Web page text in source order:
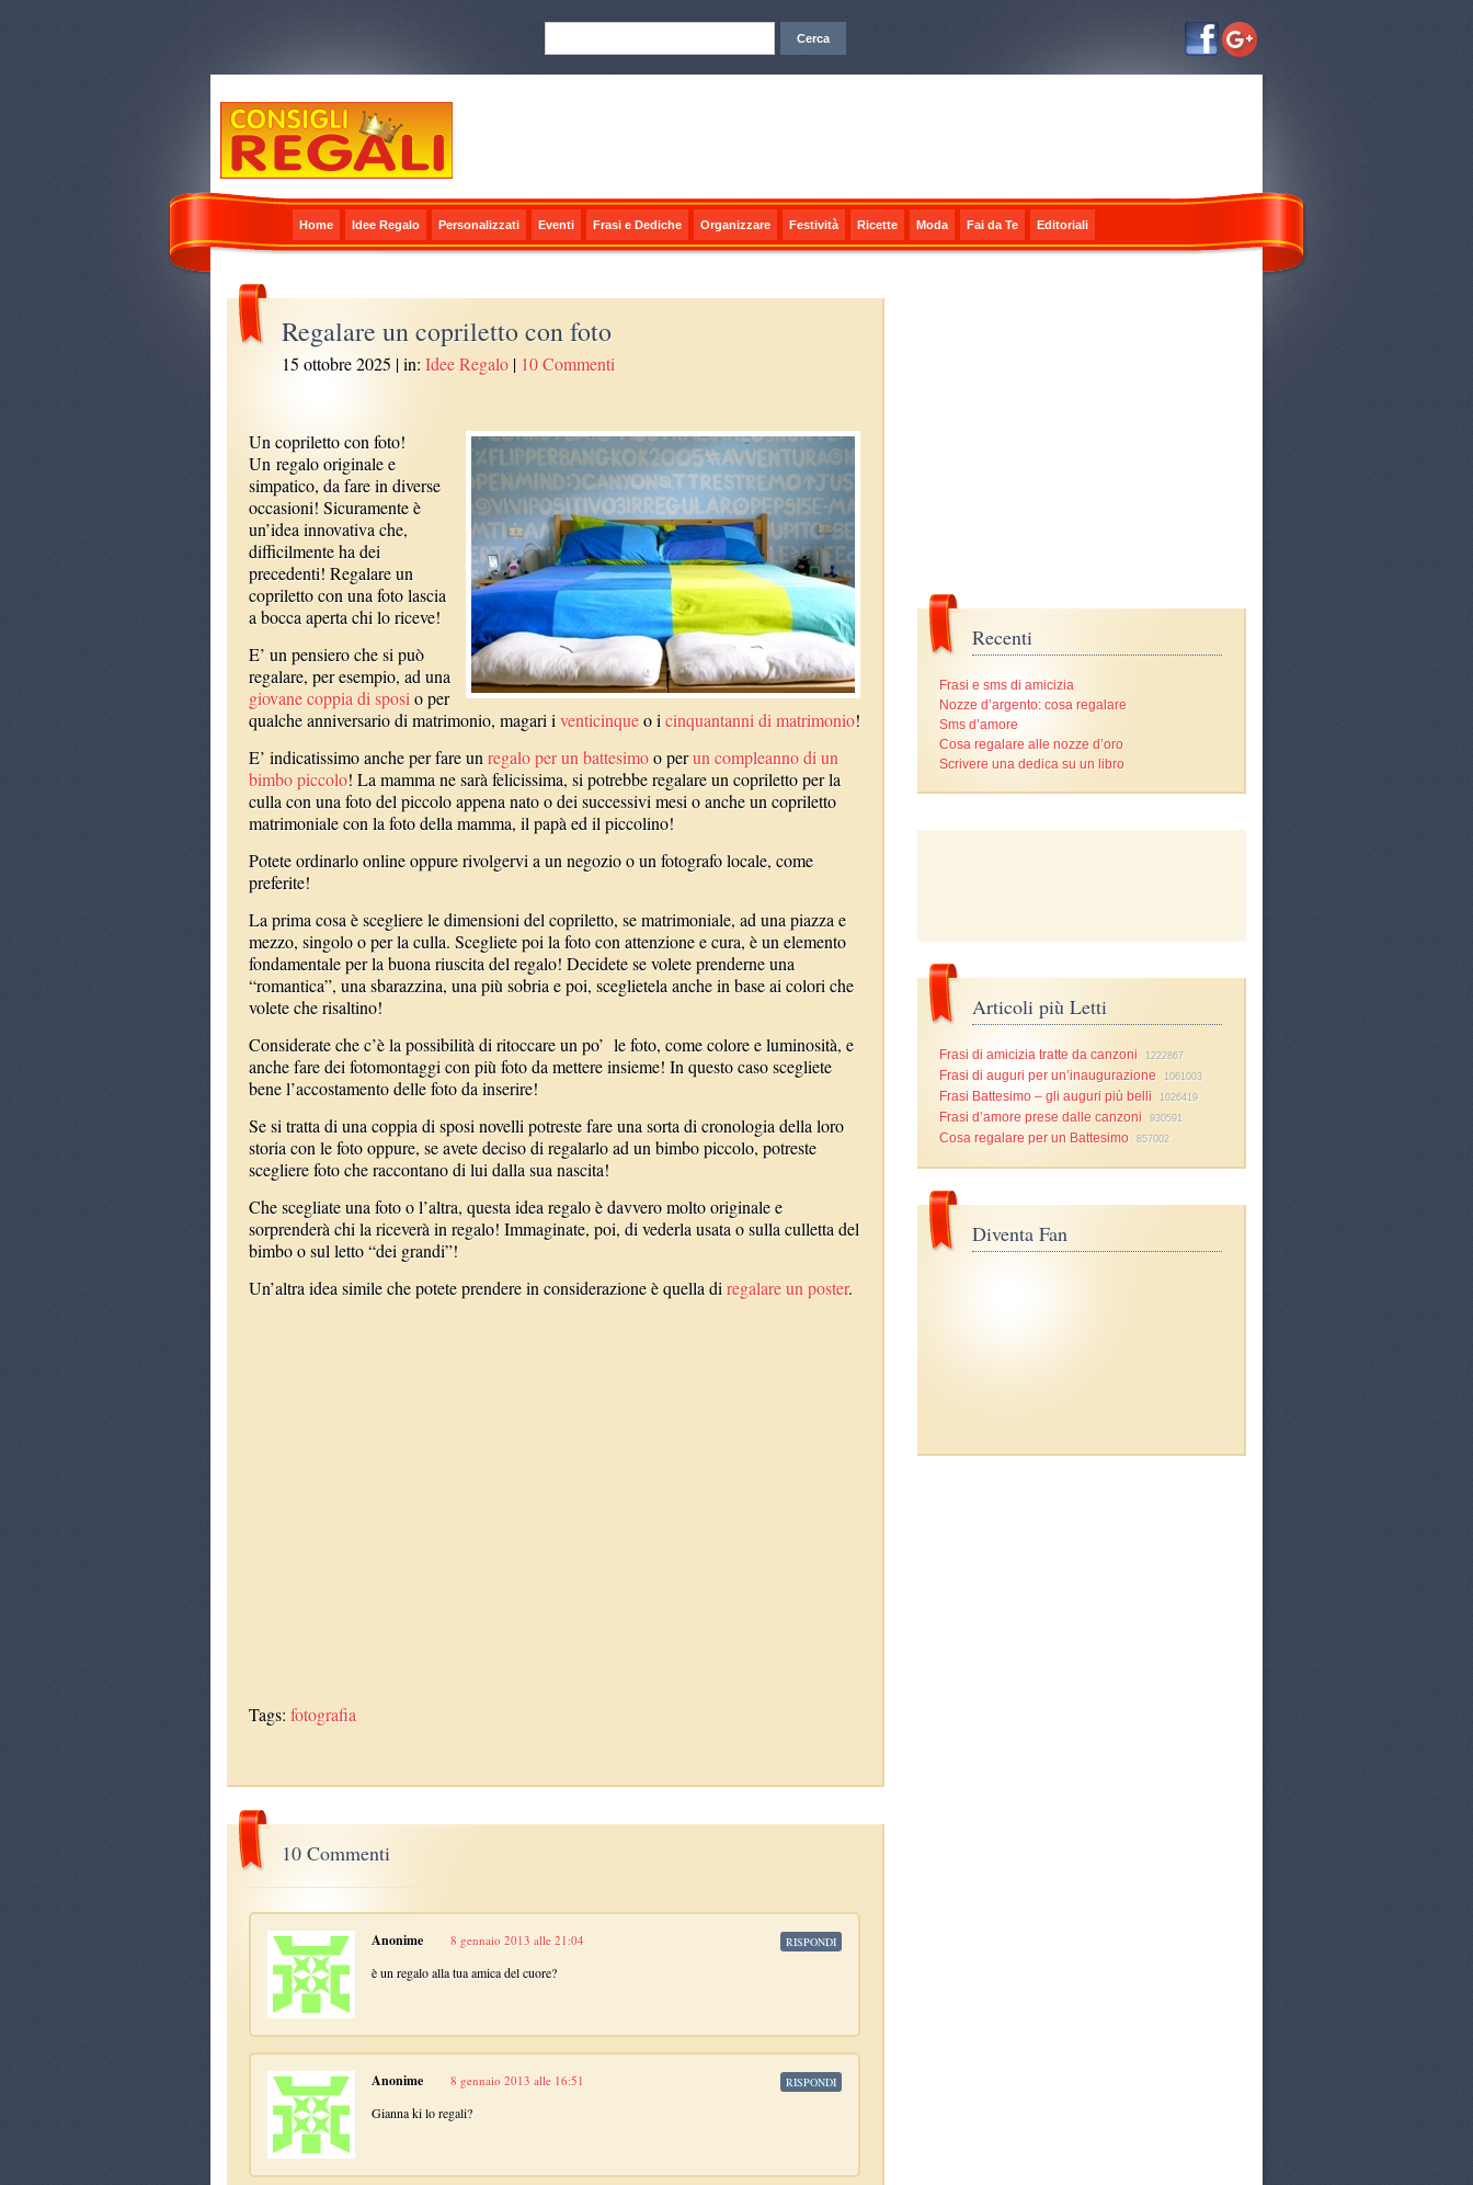
Home Idee Regalo Personalizzati Eventi Frasi e Dediche Organizzare Festività Ricette Moda Fai da Te Editoriali
Regalare un copriletto con foto
15 ottobre 2025 | in:Idee Regalo| 10 Commenti
Un copriletto con foto!
Un regalo originale e
simpatico, da fare in diverse
occasioni! Sicuramente è
un’idea innovativa che,
difficilmente ha dei
precedenti! Regalare un
copriletto con una foto lascia
a bocca aperta chi lo riceve!
E’ un pensiero che si può
regalare, per esempio, ad una
giovane coppia di sposio per
qualche anniversario di matrimonio, magari iventicinqueo icinquantanni di matrimonio!
E’ indicatissimo anche per fare unregalo per un battesimoo perun compleanno di un
bimbo piccolo! La mamma ne sarà felicissima, si potrebbe regalare un copriletto per la
culla con una foto del piccolo appena nato o dei successivi mesi o anche un copriletto
matrimoniale con la foto della mamma, il papà ed il piccolino!
Potete ordinarlo online oppure rivolgervi a un negozio o un fotografo locale, come
preferite!
La prima cosa è scegliere le dimensioni del copriletto, se matrimoniale, ad una piazza e
mezzo, singolo o per la culla. Scegliete poi la foto con attenzione e cura, è un elemento
fondamentale per la buona riuscita del regalo! Decidete se volete prenderne una
“romantica”, una sbarazzina, una più sobria e poi, sceglietela anche in base ai colori che
volete che risaltino!
Considerate che c’è la possibilità di ritoccare un po’ le foto, come colore e luminosità, e
anche fare dei fotomontaggi con più foto da mettere insieme! In questo caso scegliete
bene l’accostamento delle foto da inserire!
Se si tratta di una coppia di sposi novelli potreste fare una sorta di cronologia della loro
storia con le foto oppure, se avete deciso di regalarlo ad un bimbo piccolo, potreste
scegliere foto che raccontano di lui dalla sua nascita!
Che scegliate una foto o l’altra, questa idea regalo è davvero molto originale e
sorprenderà chi la riceverà in regalo! Immaginate, poi, di vederla usata o sulla culletta del
bimbo o sul letto “dei grandi”!
Un’altra idea simile che potete prendere in considerazione è quella diregalare un poster.
Tags:fotografia
Recenti
Frasi e sms di amicizia
Nozze d’argento: cosa regalare
Sms d’amore
Cosa regalare alle nozze d’oro
Scrivere una dedica su un libro
Articoli più Letti
Frasi di amicizia tratte da canzoni 1222867
Frasi di auguri per un’inaugurazione 1061003
Frasi Battesimo – gli auguri più belli 1026419
Frasi d’amore prese dalle canzoni 930591
Cosa regalare per un Battesimo 857002
Diventa Fan
10 Commenti
Anonime 8 gennaio 2013 alle 21:04
è un regalo alla tua amica del cuore?
RISPONDI
Anonime 8 gennaio 2013 alle 16:51
Gianna ki lo regali?
RISPONDI